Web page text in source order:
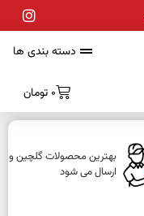
دسته بندی ها
0 تومان
بهترین محصولات گلچین و
ارسال می شود